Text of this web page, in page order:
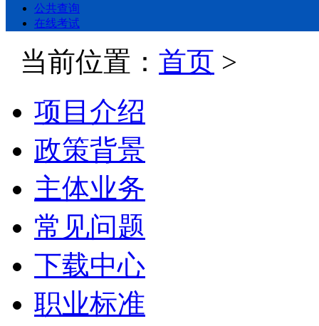
公共查询
在线考试
当前位置： 首页 >
项目介绍
政策背景
主体业务
常见问题
下载中心
职业标准